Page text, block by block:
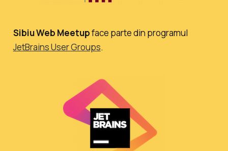
Sibiu Web Meetupface parte din programul
JetBrains User Groups.